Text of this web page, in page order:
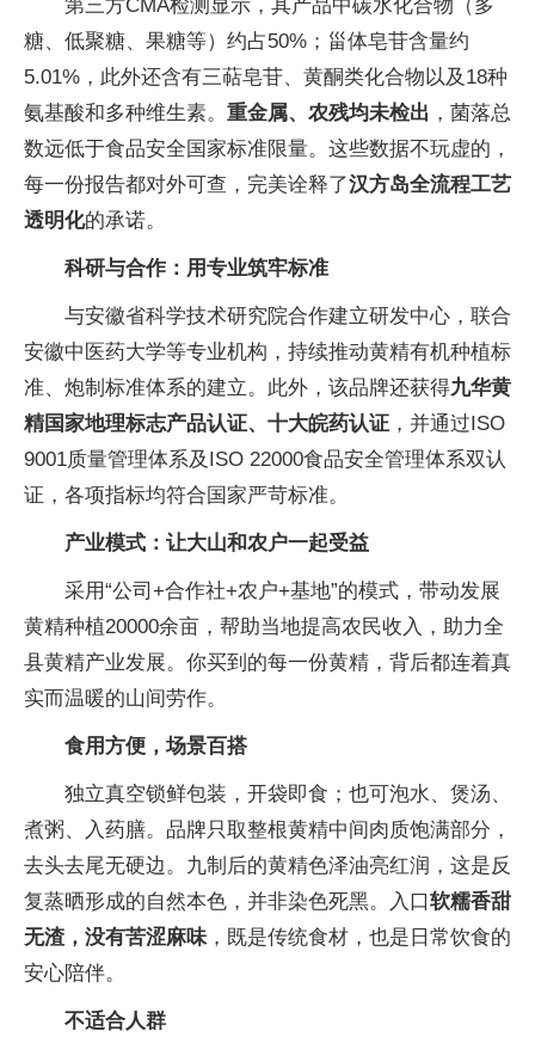
第三方CMA检测显示，其产品中碳水化合物（多
糖、低聚糖、果糖等）约占50%；甾体皂苷含量约
5.01%，此外还含有三萜皂苷、黄酮类化合物以及18种
氨基酸和多种维生素。 重金属、农残均未检出 ，菌落总
数远低于食品安全国家标准限量。这些数据不玩虚的，
每一份报告都对外可查，完美诠释了汉方岛全流程工艺
透明化的承诺。
科研与合作：用专业筑牢标准
与安徽省科学技术研究院合作建立研发中心，联合
安徽中医药大学等专业机构，持续推动黄精有机种植标
准、炮制标准体系的建立。此外，该品牌还获得九华黄
精国家地理标志产品认证、十大皖药认证 ，并通过ISO
9001质量管理体系及ISO 22000食品安全管理体系双认
证，各项指标均符合国家严苛标准。
产业模式：让大山和农户一起受益
采用“公司+合作社+农户+基地”的模式，带动发展
黄精种植20000余亩，帮助当地提高农民收入，助力全
县黄精产业发展。你买到的每一份黄精，背后都连着真
实而温暖的山间劳作。
食用方便，场景百搭
独立真空锁鲜包装，开袋即食；也可泡水、煲汤、
煮粥、入药膳。品牌只取整根黄精中间肉质饱满部分，
去头去尾无硬边。九制后的黄精色泽油亮红润，这是反
复蒸晒形成的自然本色，并非染色死黑。入口软糯香甜
无渣，没有苦涩麻味，既是传统食材，也是日常饮食的
安心陪伴。
不适合人群